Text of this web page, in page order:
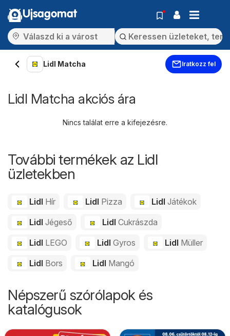
Ujsagomat
Lidl Matcha Iratkozz fel
Lidl Matcha akciós ára
Nincs találat erre a kifejezésre.
További termékek az Lidl
üzletekben
Lidl Hír Lidl Pizza LidlJátékok
Lidl Jégeső Lidl Cukrászda
Lidl LEGO Lidl Gyros Lidl Müller
Lidl Bors Lidl Mangó
Népszerű szórólapok és
katalógusok